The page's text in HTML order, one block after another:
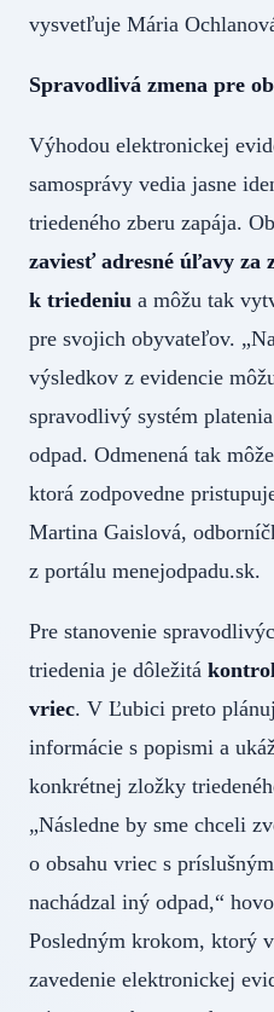
vysvetľuje Mária
Spravodlivá zmena pre
Výhodou elektronickej
samosprávy vedia jasne
triedeného zberu zapája.
zaviesť adresné úľavy za
k triedeniu a môžu tak
pre svojich obyvateľov.
výsledkov z evidencie
spravodlivý systém
odpad. Odmenená tak
ktorá zodpovedne
Martina Gaislová,
z portálu menejodpadu.sk.
Pre stanovenie
triedenia je dôležitá
vriec. V Ľubici preto
informácie s popismi a
konkrétnej zložky
„Následne by sme chceli
o obsahu vriec s
nachádzal iný odpad,“
Posledným krokom, ktorý
zavedenie elektronickej